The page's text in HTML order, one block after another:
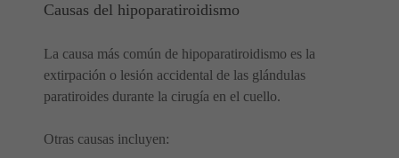
Causas del hipoparatiroidismo
La causa más común de hipoparatiroidismo es la
extirpación o lesión accidental de las glándulas
paratiroides durante la cirugía en el cuello.
Otras causas incluyen: